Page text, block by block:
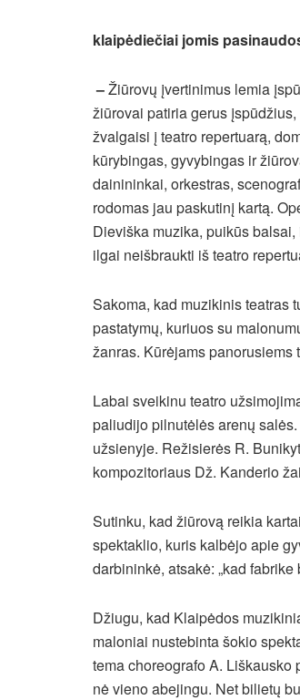
klaipėdiečiai jomis
–Žiūrovų įvertinimus lemia
žiūrovai patiria gerus
žvalgaisi į teatro repertuarą,
kūrybingas, gyvybingas ir
dainininkai, orkestras,
rodomas jau paskutinį kartą.
Dieviška muzika, puikūs
ilgai neišbraukti iš teatro
Sakoma, kad muzikinis teatras
pastatymų, kuriuos su
žanras. Kūrėjams
Labai sveikinu teatro
paliudijo pilnutėlės arenų
užsienyje. Režisierės R.
kompozitoriaus Dž. Kanderio
Sutinku, kad žiūrovą reikia
spektaklio, kuris kalbėjo apie
darbininkė, atsakė: „kad fabrike
Džiugu, kad Klaipėdos
maloniai nustebinta šokio
tema choreografo A.
nė vieno abejingu. Net bilietų